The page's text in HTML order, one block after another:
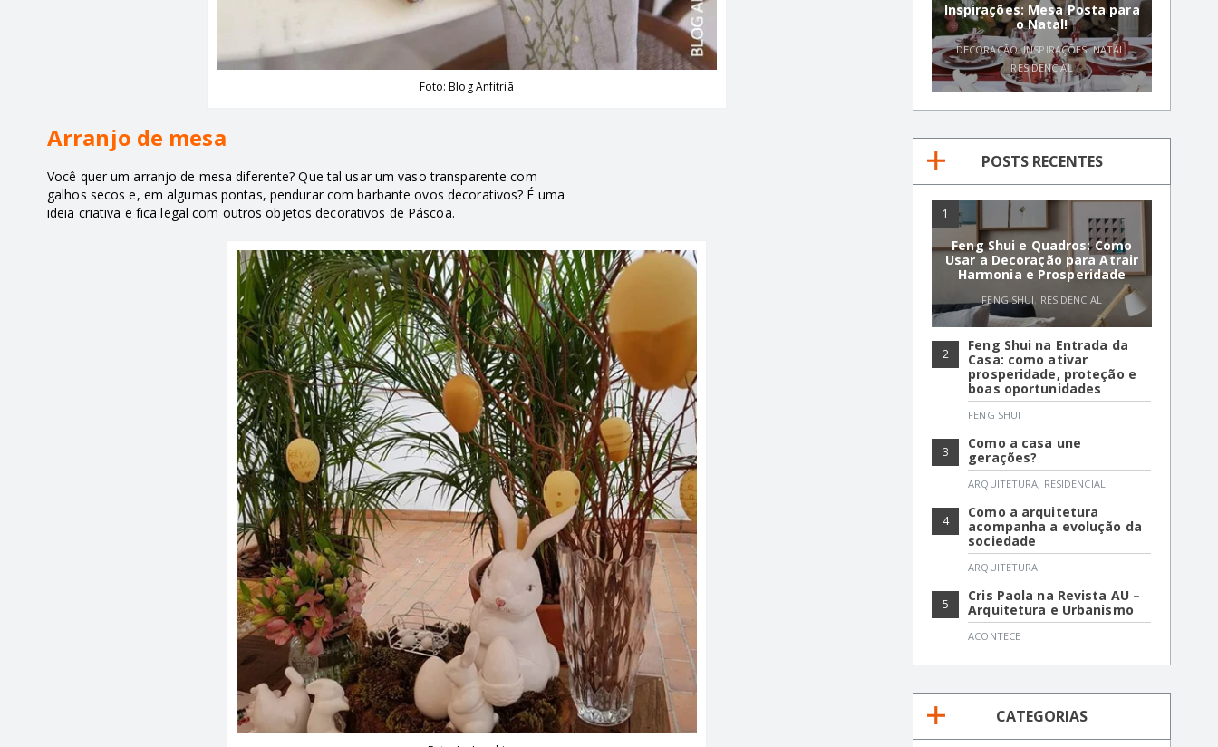
Foto: Blog Anfitriã
Arranjo de mesa
Você quer um arranjo de mesa diferente? Que tal usar um vaso transparente com
galhos secos e, em algumas pontas, pendurar com barbante ovos decorativos? É uma
ideia criativa e fica legal com outros objetos decorativos de Páscoa.
Inspirações: Mesa Posta para
o Natal!
DECORAÇÃO,INSPIRAÇÕES,NATAL,
RESIDENCIAL
POSTS RECENTES
1
Feng Shui e Quadros: Como
Usar a Decoração para Atrair
Harmonia e Prosperidade
FENG SHUI, RESIDENCIAL
2
Feng Shui na Entrada da
Casa: como ativar
prosperidade, proteção e
boas oportunidades
FENG SHUI
3
Como a casa une
gerações?
ARQUITETURA, RESIDENCIAL
4
Como a arquitetura
acompanha a evolução da
sociedade
ARQUITETURA
5
Cris Paola na Revista AU –
Arquitetura e Urbanismo
ACONTECE
CATEGORIAS